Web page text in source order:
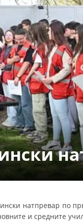
натпревар по
и средните